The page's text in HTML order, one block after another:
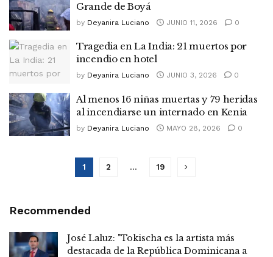
Grande de Boyá
by Deyanira Luciano JUNIO 11, 2026 0
Tragedia en La India: 21 muertos por
incendio en hotel
by Deyanira Luciano JUNIO 3, 2026 0
Al menos 16 niñas muertas y 79 heridas
al incendiarse un internado en Kenia
by Deyanira Luciano MAYO 28, 2026 0
1 2 … 19
Recommended
José Laluz: "Tokischa es la artista más
destacada de la República Dominicana a